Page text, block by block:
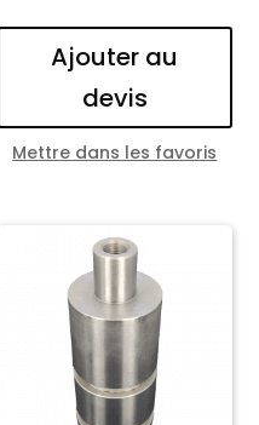
Ajouter au
devis
Mettre dans les favoris